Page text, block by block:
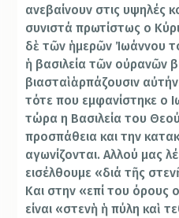
ανεβαίνουν στις υψηλές
συνιστά πρωτίστως ο
δὲ τῶν ἡμερῶν Ἰωάννου
ἡ βασιλεία τῶν οὐρανῶν
βιασταὶἁρπάζουσιν
τότε που εμφανίστηκε ο
τώρα η Βασιλεία του Θεού
προσπάθεια και την
αγωνίζονται. Αλλού μας
εισέλθουμε «διά τῆς
Και στην «επί του όρους
είναι «στενὴ ἡ πύλη καὶ